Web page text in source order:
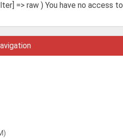
=> raw ) You have no access to